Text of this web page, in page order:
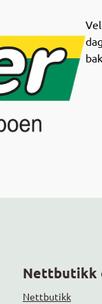
Nettbutikk
Nettbutikk